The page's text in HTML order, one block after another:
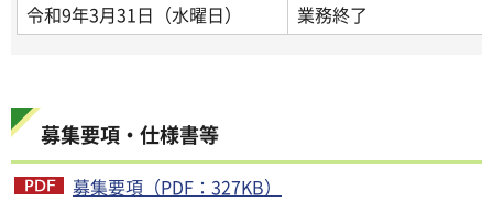
令和9年3月31日（水曜日）
業務終了
募集要項・仕様書等
募集要項（PDF：327KB）